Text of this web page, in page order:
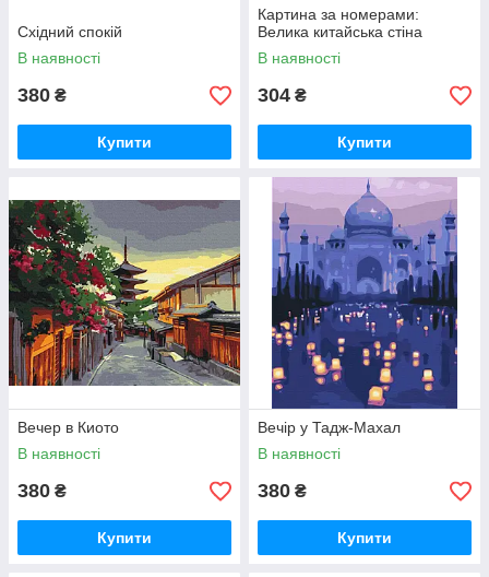
Східний спокій
В наявності
380 ₴
Купити
Картина за номерами:
Велика китайська стіна
В наявності
304 ₴
Купити
Вечер в Киото
В наявності
380 ₴
Купити
Вечір у Тадж-Махал
В наявності
380 ₴
Купити